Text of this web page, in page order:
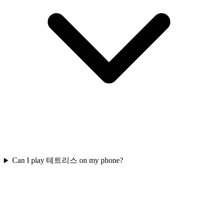
Can I play 테트리스 on my phone?